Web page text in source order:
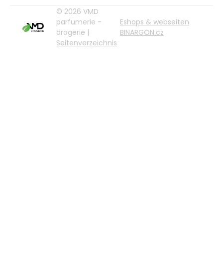
© 2026 VMD
parfumerie -
drogerie |
Seitenverzeichnis
Eshops & webseiten
BINARGON.cz